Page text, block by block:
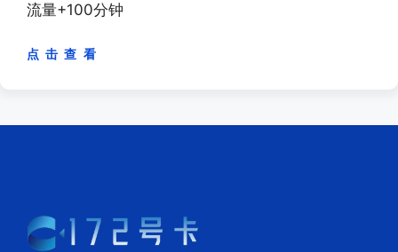
流量+100分钟
点 击 查 看